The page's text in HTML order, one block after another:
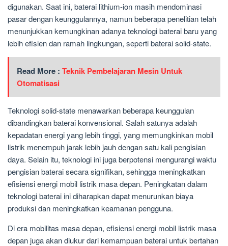
digunakan. Saat ini, baterai lithium-ion masih mendominasi
pasar dengan keunggulannya, namun beberapa penelitian telah
menunjukkan kemungkinan adanya teknologi baterai baru yang
lebih efisien dan ramah lingkungan, seperti baterai solid-state.
Read More : Teknik Pembelajaran Mesin Untuk
Otomatisasi
Teknologi solid-state menawarkan beberapa keunggulan
dibandingkan baterai konvensional. Salah satunya adalah
kepadatan energi yang lebih tinggi, yang memungkinkan mobil
listrik menempuh jarak lebih jauh dengan satu kali pengisian
daya. Selain itu, teknologi ini juga berpotensi mengurangi waktu
pengisian baterai secara signifikan, sehingga meningkatkan
efisiensi energi mobil listrik masa depan. Peningkatan dalam
teknologi baterai ini diharapkan dapat menurunkan biaya
produksi dan meningkatkan keamanan pengguna.
Di era mobilitas masa depan, efisiensi energi mobil listrik masa
depan juga akan diukur dari kemampuan baterai untuk bertahan